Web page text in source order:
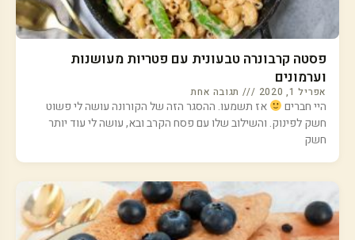
פסטה קרבונרה טבעונית עם פטריות מעושנות
וערמונים
אפריל 1, 2020 תגובה אחת
היי חברים
אז תשמעו. ההסגר הזה של הקורונה עושה לי פשוט
חשק לפינוק. והשילוב שלו עם פסח הקרב ובא, עושה לי עוד יותר
חשק